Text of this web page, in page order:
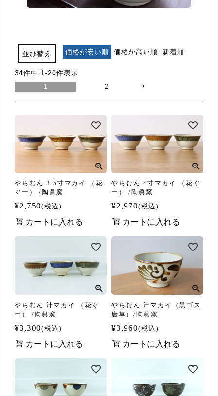
並び替え 価格が安い順 価格が高い順 新着順
34件中 1 -20件表示
1
2
やちむん 3.5寸マカイ （花
ぐー） /陶眞窯
¥2,750 税込
カートに入れる
やちむん 4寸マカイ （花ぐ
ー） /陶眞窯
¥2,970 税込
カートに入れる
やちむん 汁マカイ （花ぐ
ー） /陶眞窯
¥3,300 税込
カートに入れる
やちむん 汁マカイ（黒ゴス
唐草）/陶眞窯
¥3,960 税込
カートに入れる